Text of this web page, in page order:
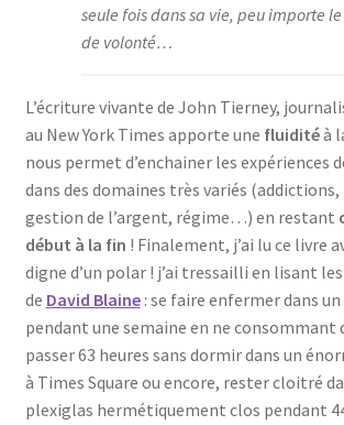
seule fois dans sa vie, peu importe
de volonté…
L’écriture vivante de John Tierney,
au New York Times apporte une fluiditéà
nous permet d’enchainer les expériences
dans des domaines très variés
gestion de l’argent, régime…) en restant
début à la fin ! Finalement, j’ai lu ce livre
digne d’un polar ! j’ai tressailli en lisant
de David Blaine: se faire enfermer dans
pendant une semaine en ne consommant
passer 63 heures sans dormir dans un
à Times Square ou encore, rester cloitré
plexiglas hermétiquement clos pendant